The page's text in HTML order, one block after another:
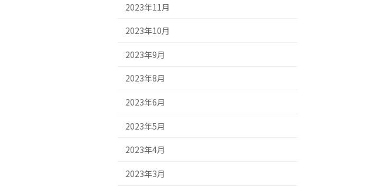
2023年11月
2023年10月
2023年9月
2023年8月
2023年6月
2023年5月
2023年4月
2023年3月